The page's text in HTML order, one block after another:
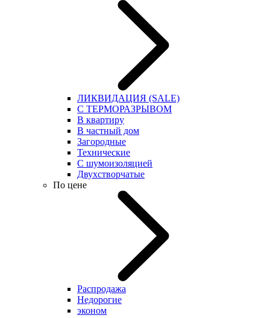
ЛИКВИДАЦИЯ (SALE)
С ТЕРМОРАЗРЫВОМ
В квартиру
В частный дом
Загородные
Технические
С шумоизоляцией
Двухстворчатые
По цене
Распродажа
Недорогие
эконом